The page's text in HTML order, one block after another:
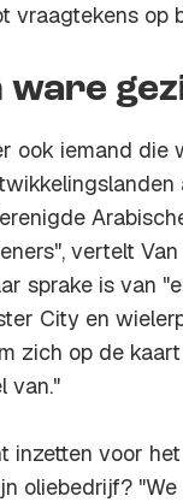
vraagtekens op
ware
ook iemand die
vertelt
sprake is van
City en
zich op de
van."
inzetten voor
oliebedrijf?